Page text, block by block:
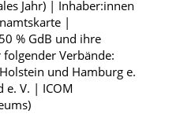
Jahr) | Inhaber:innen
|
% GdB und ihre
Verbände:
und Hamburg e.
e. V. | ICOM